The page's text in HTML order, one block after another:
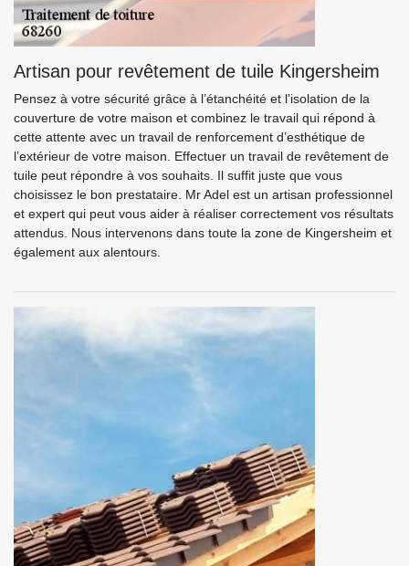
Artisan pour revêtement de tuile Kingersheim
Pensez à votre sécurité grâce à l’étanchéité et l’isolation de la
couverture de votre maison et combinez le travail qui répond à
cette attente avec un travail de renforcement d’esthétique de
l’extérieur de votre maison. Effectuer un travail de revêtement de
tuile peut répondre à vos souhaits. Il suffit juste que vous
choisissez le bon prestataire. Mr Adel est un artisan professionnel
et expert qui peut vous aider à réaliser correctement vos résultats
attendus. Nous intervenons dans toute la zone de Kingersheim et
également aux alentours.